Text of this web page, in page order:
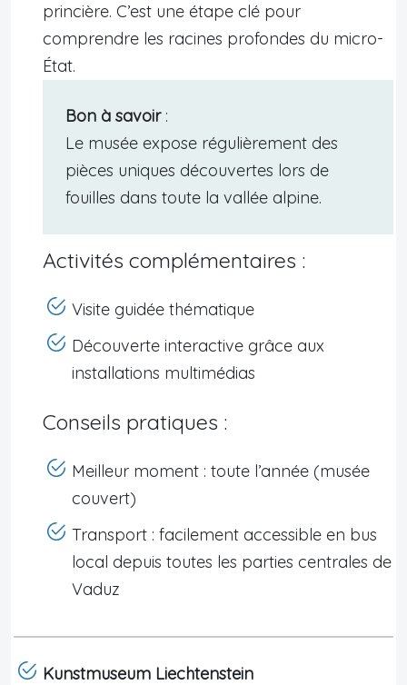
princière. C’est une étape clé pour
comprendre les racines profondes du micro-
État.
Bon à savoir:
Le musée expose régulièrement des
pièces uniques découvertes lors de
fouilles dans toute la vallée alpine.
Activités complémentaires :
Visite guidée thématique
Découverte interactive grâce aux
installations multimédias
Conseils pratiques :
Meilleur moment : toute l’année (musée
couvert)
Transport : facilement accessible en bus
local depuis toutes les parties centrales de
Vaduz
Kunstmuseum Liechtenstein